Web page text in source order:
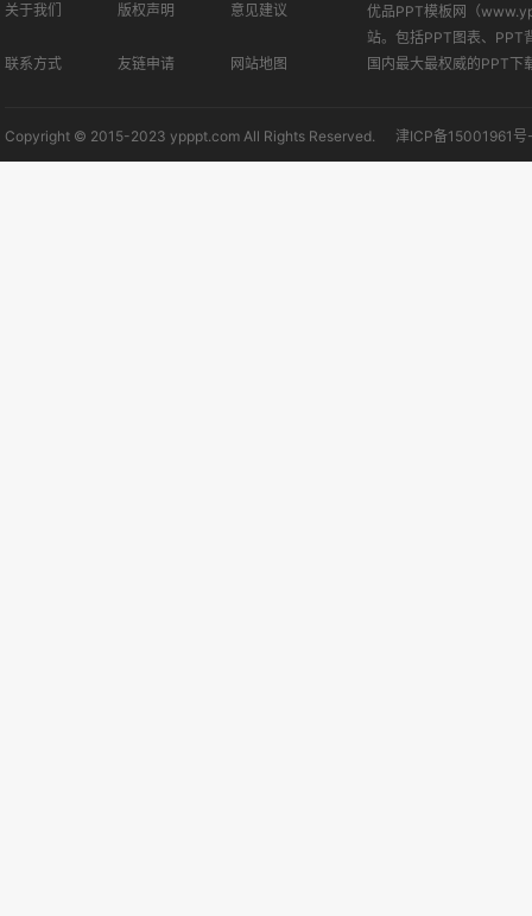
关于我们 版权声明 意见建议
联系方式 友链申请 网站地图
优品PPT模板网（
站。包括PPT图表、PPT
国内最大最权威的PPT下
Copyright © 2015-2023 ypppt.com All Rights Reserved. 津ICP备15001961号